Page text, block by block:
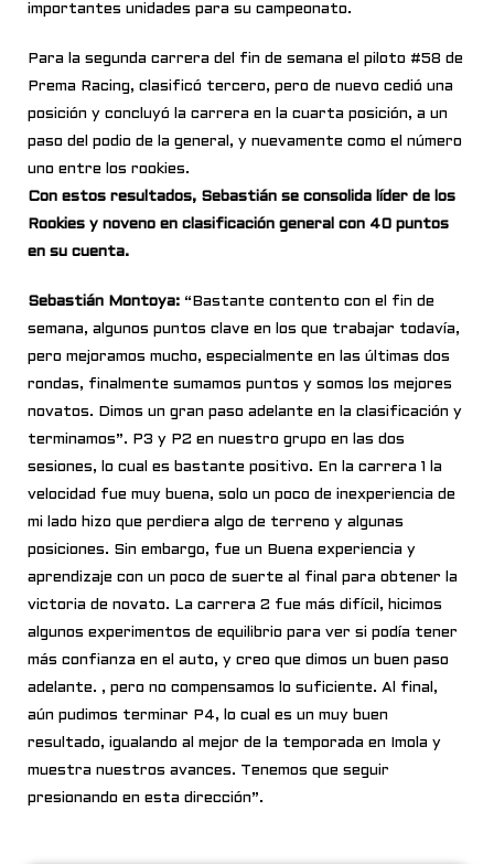
importantes unidades para su campeonato.
Para la segunda carrera del fin de semana el piloto #58 de
Prema Racing, clasificó tercero, pero de nuevo cedió una
posición y concluyó la carrera en la cuarta posición, a un
paso del podio de la general, y nuevamente como el número
uno entre los rookies.
Con estos resultados, Sebastián se consolida líder de los
Rookies y noveno en clasificación general con 40 puntos
en su cuenta.
Sebastián Montoya: “Bastante contento con el fin de
semana, algunos puntos clave en los que trabajar todavía,
pero mejoramos mucho, especialmente en las últimas dos
rondas, finalmente sumamos puntos y somos los mejores
novatos. Dimos un gran paso adelante en la clasificación y
terminamos”. P3 y P2 en nuestro grupo en las dos
sesiones, lo cual es bastante positivo. En la carrera 1 la
velocidad fue muy buena, solo un poco de inexperiencia de
mi lado hizo que perdiera algo de terreno y algunas
posiciones. Sin embargo, fue un Buena experiencia y
aprendizaje con un poco de suerte al final para obtener la
victoria de novato. La carrera 2 fue más difícil, hicimos
algunos experimentos de equilibrio para ver si podía tener
más confianza en el auto, y creo que dimos un buen paso
adelante. , pero no compensamos lo suficiente. Al final,
aún pudimos terminar P4, lo cual es un muy buen
resultado, igualando al mejor de la temporada en Imola y
muestra nuestros avances. Tenemos que seguir
presionando en esta dirección”.